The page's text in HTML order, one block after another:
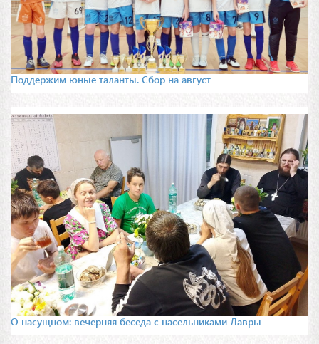
Поддержим юные таланты. Сбор на август
О насущном: вечерняя беседа с насельниками Лавры